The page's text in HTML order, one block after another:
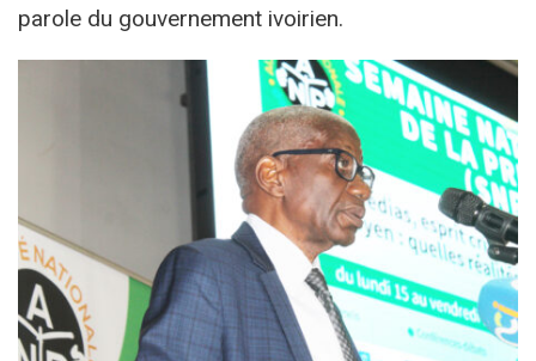
parole du gouvernement ivoirien.